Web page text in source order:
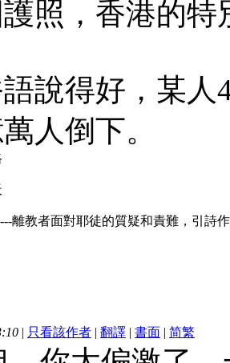
照，香港的
說得好，某人
人倒下。
離教者面對耶徒的質疑和責難，引詩
| 只看該作者 | 翻譯 | 書面 | 简繁